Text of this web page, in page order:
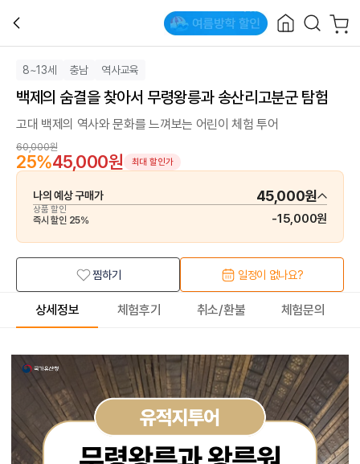
8~13세 충남 역사교육
백제의 숨결을 찾아서 무령왕릉과 송산리고분군 탐험
고대 백제의 역사와 문화를 느껴보는 어린이 체험 투어
60,000원
25%45,000원 최대 할인가
나의 예상 구매가 45,000원
상품 할인
즉시 할인 25% -15,000원
찜하기 일정이 없나요?
상세정보 체험후기 취소/환불 체험문의